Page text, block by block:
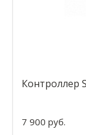
Контроллер
7 900 руб.